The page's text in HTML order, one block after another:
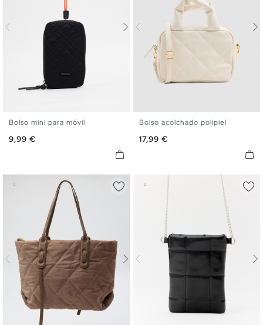
U
Bolso mini para móvil
Precio
9,99 €
U
Bolso acolchado polipiel
Precio
17,99 €